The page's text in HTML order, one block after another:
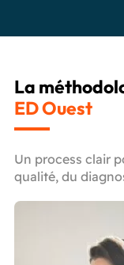
La
ED Ouest
Un process clair
qualité, du